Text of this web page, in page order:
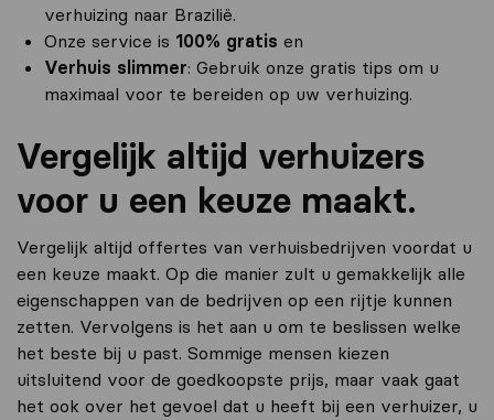
verhuizing naar Brazilië.
Onze service is 100% gratis en
Verhuis slimmer: Gebruik onze gratis tips om u
maximaal voor te bereiden op uw verhuizing.
Vergelijk altijd verhuizers
voor u een keuze maakt.
Vergelijk altijd offertes van verhuisbedrijven voordat u
een keuze maakt. Op die manier zult u gemakkelijk alle
eigenschappen van de bedrijven op een rijtje kunnen
zetten. Vervolgens is het aan u om te beslissen welke
het beste bij u past. Sommige mensen kiezen
uitsluitend voor de goedkoopste prijs, maar vaak gaat
het ook over het gevoel dat u heeft bij een verhuizer, u